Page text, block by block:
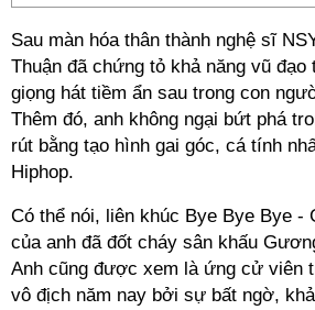
Sau màn hóa thân thành nghệ sĩ
Thuận đã chứng tỏ khả năng vũ đạo
giọng hát tiềm ẩn sau trong con
Thêm đó, anh không ngại bứt phá
rút bằng tạo hình gai góc, cá tính
Hiphop.
Có thể nói, liên khúc Bye Bye Bye -
của anh đã đốt cháy sân khấu
Anh cũng được xem là ứng cử viên
vô địch năm nay bởi sự bất ngờ,